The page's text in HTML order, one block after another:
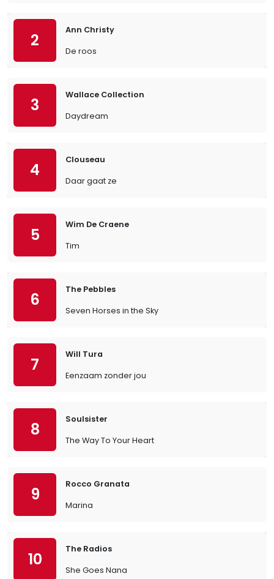
2
Ann Christy
De roos
3
Wallace Collection
Daydream
4
Clouseau
Daar gaat ze
5
Wim De Craene
Tim
6
The Pebbles
Seven Horses in the Sky
7
Will Tura
Eenzaam zonder jou
8
Soulsister
The Way To Your Heart
9
Rocco Granata
Marina
10
The Radios
She Goes Nana